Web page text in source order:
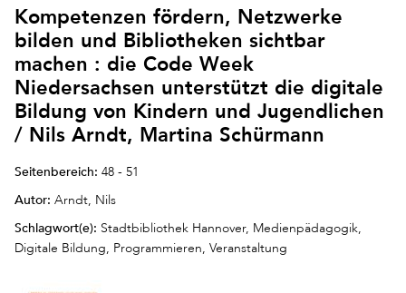
Kompetenzen fördern, Netzwerke
bilden und Bibliotheken sichtbar
machen : die Code Week
Niedersachsen unterstützt die digitale
Bildung von Kindern und Jugendlichen
/ Nils Arndt, Martina Schürmann
Seitenbereich: 48 - 51
Autor: Arndt, Nils
Schlagwort(e): Stadtbibliothek Hannover, Medienpädagogik,
Digitale Bildung, Programmieren, Veranstaltung